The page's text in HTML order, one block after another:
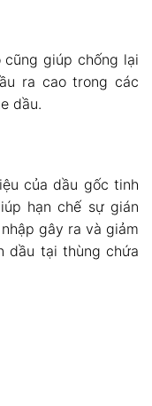
giúp chống lại
ra cao trong các
dầu.
của dầu gốc tinh
hạn chế sự gián
gây ra và giảm
dầu tại thùng chứa